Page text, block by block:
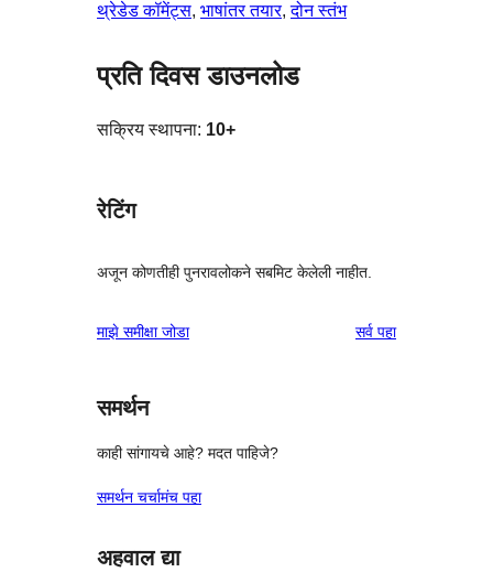
थ्रेडेड कॉमेंट्स, भाषांतर तयार, दोन स्तंभ
प्रति दिवस डाउनलोड
सक्रिय स्थापना: 10+
रेटिंग
अजून कोणतीही पुनरावलोकने सबमिट केलेली नाहीत.
माझे समीक्षा जोडा सर्वपुनरावलोकने
पहा
समर्थन
काही सांगायचे आहे? मदत पाहिजे?
समर्थन चर्चामंच पहा
अहवाल द्या